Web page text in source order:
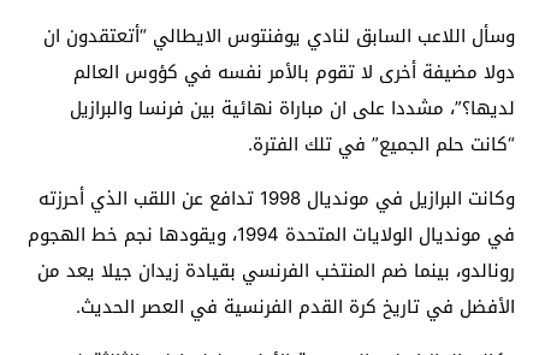
وسأل اللاعب السابق لنادي يوفنتوس الايطالي “أتعتقدون ان
دولا مضيفة أخرى لا تقوم بالأمر نفسه في كؤوس العالم
لديها؟”، مشددا على ان مباراة نهائية بين فرنسا والبرازيل
“كانت حلم الجميع” في تلك الفترة.
وكانت البرازيل في مونديال 1998 تدافع عن اللقب الذي أحرزته
في مونديال الولايات المتحدة 1994، ويقودها نجم خط الهجوم
رونالدو، بينما ضم المنتخب الفرنسي بقيادة زيدان جيلا يعد من
الأفضل في تاريخ كرة القدم الفرنسية في العصر الحديث.